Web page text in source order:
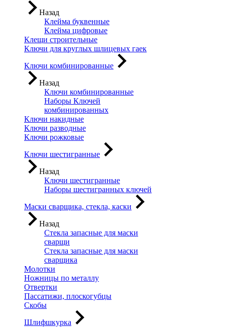
Назад
Клейма буквенные
Клейма цифровые
Клещи строительные
Ключи для круглых шлицевых гаек
Ключи комбинированные
Назад
Ключи комбинированные
Наборы Ключей
комбинированных
Ключи накидные
Ключи разводные
Ключи рожковые
Ключи шестигранные
Назад
Ключи шестигранные
Наборы шестигранных ключей
Маски сварщика, стекла, каски
Назад
Стекла запасные для маски
сварщи
Стекла запасные для маски
сварщика
Молотки
Ножницы по металлу
Отвертки
Пассатижи, плоскогубцы
Скобы
Шлифшкурка